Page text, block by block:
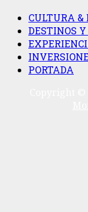
CULTURA &
DESTINOS
PORTADA